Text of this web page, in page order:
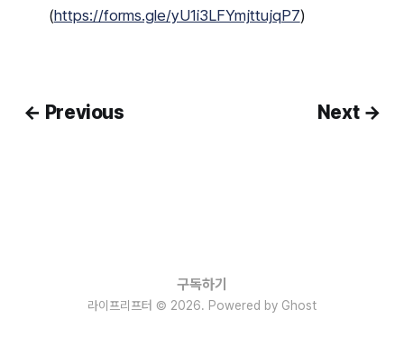
(https://forms.gle/yU1i3LFYmjttujqP7)
← Previous Next →
구독하기
라이프리프터 © 2026. Powered by Ghost